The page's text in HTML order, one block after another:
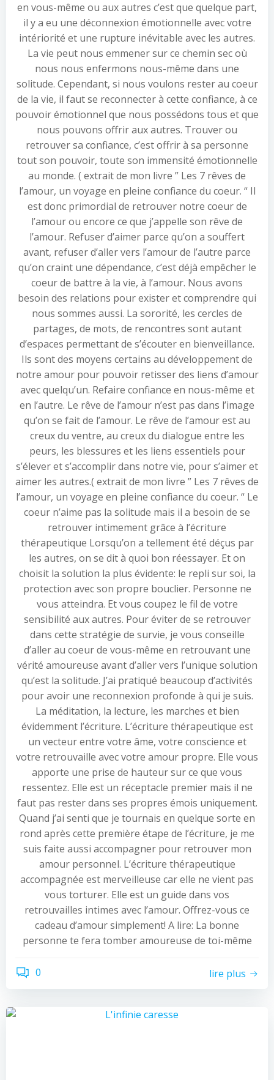
en vous-même ou aux autres c’est que quelque part,
il y a eu une déconnexion émotionnelle avec votre
intériorité et une rupture inévitable avec les autres.
La vie peut nous emmener sur ce chemin sec où
nous nous enfermons nous-même dans une
solitude. Cependant, si nous voulons rester au coeur
de la vie, il faut se reconnecter à cette confiance, à ce
pouvoir émotionnel que nous possédons tous et que
nous pouvons offrir aux autres. Trouver ou
retrouver sa confiance, c’est offrir à sa personne
tout son pouvoir, toute son immensité émotionnelle
au monde. ( extrait de mon livre ” Les 7 rêves de
l’amour, un voyage en pleine confiance du coeur. “ Il
est donc primordial de retrouver notre coeur de
l’amour ou encore ce que j’appelle son rêve de
l’amour. Refuser d’aimer parce qu’on a souffert
avant, refuser d’aller vers l’amour de l’autre parce
qu’on craint une dépendance, c’est déjà empêcher le
coeur de battre à la vie, à l’amour. Nous avons
besoin des relations pour exister et comprendre qui
nous sommes aussi. La sororité, les cercles de
partages, de mots, de rencontres sont autant
d’espaces permettant de s’écouter en bienveillance.
Ils sont des moyens certains au développement de
notre amour pour pouvoir retisser des liens d’amour
avec quelqu’un. Refaire confiance en nous-même et
en l’autre. Le rêve de l’amour n’est pas dans l’image
qu’on se fait de l’amour. Le rêve de l’amour est au
creux du ventre, au creux du dialogue entre les
peurs, les blessures et les liens essentiels pour
s’élever et s’accomplir dans notre vie, pour s’aimer et
aimer les autres.( extrait de mon livre ” Les 7 rêves de
l’amour, un voyage en pleine confiance du coeur. “ Le
coeur n’aime pas la solitude mais il a besoin de se
retrouver intimement grâce à l’écriture
thérapeutique Lorsqu’on a tellement été déçus par
les autres, on se dit à quoi bon réessayer. Et on
choisit la solution la plus évidente: le repli sur soi, la
protection avec son propre bouclier. Personne ne
vous atteindra. Et vous coupez le fil de votre
sensibilité aux autres. Pour éviter de se retrouver
dans cette stratégie de survie, je vous conseille
d’aller au coeur de vous-même en retrouvant une
vérité amoureuse avant d’aller vers l’unique solution
qu’est la solitude. J’ai pratiqué beaucoup d’activités
pour avoir une reconnexion profonde à qui je suis.
La méditation, la lecture, les marches et bien
évidemment l’écriture. L’écriture thérapeutique est
un vecteur entre votre âme, votre conscience et
votre retrouvaille avec votre amour propre. Elle vous
apporte une prise de hauteur sur ce que vous
ressentez. Elle est un réceptacle premier mais il ne
faut pas rester dans ses propres émois uniquement.
Quand j’ai senti que je tournais en quelque sorte en
rond après cette première étape de l’écriture, je me
suis faite aussi accompagner pour retrouver mon
amour personnel. L’écriture thérapeutique
accompagnée est merveilleuse car elle ne vient pas
vous torturer. Elle est un guide dans vos
retrouvailles intimes avec l’amour. Offrez-vous ce
cadeau d’amour simplement! A lire: La bonne
personne te fera tomber amoureuse de toi-même
0 lire plus